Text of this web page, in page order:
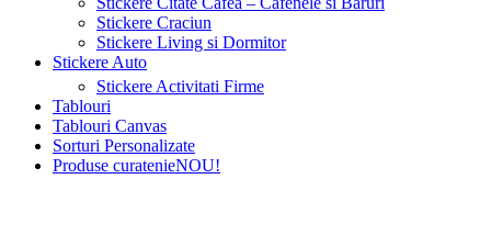
Stickere Craciun
Stickere Living si Dormitor
Stickere Auto
Stickere Activitati Firme
Tablouri
Tablouri Canvas
Sorturi Personalizate
Produse curatenieNOU!